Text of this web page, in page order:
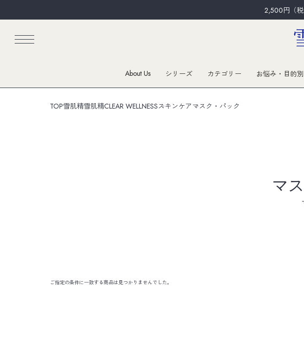
2,500円（
About Us シリーズ カテゴリー お悩み・目的別
TOP雪肌精雪肌精CLEAR WELLNESSスキンケアマスク・パック
マ
ご指定の条件に⼀致する商品は見つかりませんでした。